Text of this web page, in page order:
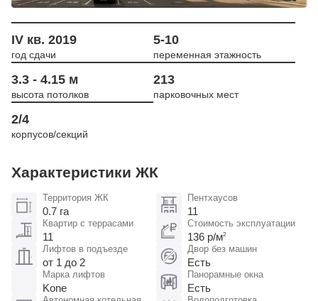
IV кв. 2019
год сдачи
5-10
переменная этажность
3.3 - 4.15 м
высота потолков
213
парковочных мест
2/4
корпусов/секций
Характеристики ЖК
Территория ЖК
0.7 га
Пентхаусов
11
Квартир с террасами
11
Стоимость эксплуатации
136 р/м2
Лифтов в подъезде
от 1 до 2
Двор без машин
Есть
Марка лифтов
Kone
Панорамные окна
Есть